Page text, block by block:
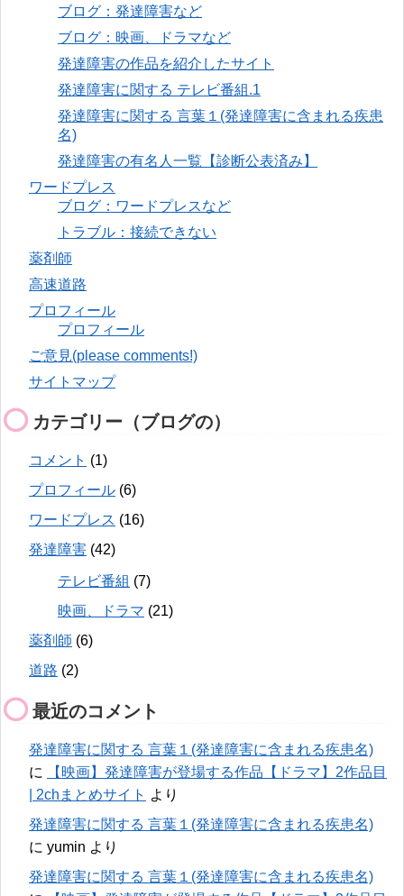
ブログ：発達障害など
ブログ：映画、ドラマなど
発達障害の作品を紹介したサイト
発達障害に関する テレビ番組.1
発達障害に関する 言葉１(発達障害に含まれる疾患
名)
発達障害の有名人一覧【診断公表済み】
ワードプレス
ブログ：ワードプレスなど
トラブル：接続できない
薬剤師
高速道路
プロフィール
プロフィール
ご意見(please comments!)
サイトマップ
カテゴリー（ブログの）
コメント (1)
プロフィール (6)
ワードプレス (16)
発達障害 (42)
テレビ番組 (7)
映画、ドラマ (21)
薬剤師 (6)
道路 (2)
最近のコメント
発達障害に関する 言葉１(発達障害に含まれる疾患名)
に
【映画】発達障害が登場する作品【ドラマ】2作品目
| 2chまとめサイト より
発達障害に関する 言葉１(発達障害に含まれる疾患名)
に yumin より
発達障害に関する 言葉１(発達障害に含まれる疾患名)